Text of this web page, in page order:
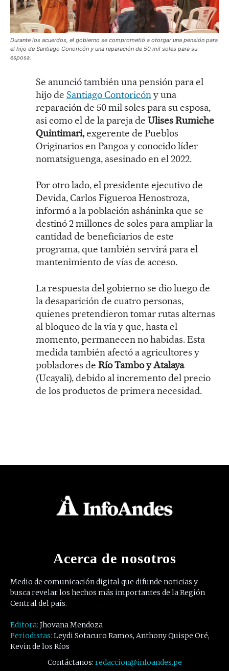
Durante los acuerdos, el gobierno se comprometió a otorgar una pensión para
el hijo de Santiago Conoricón y una reparación de 50 mil soles para su
esposa.
Se anunció también una pensión para el
hijo de Santiago Contoricóny una
reparación de 50 mil soles para su esposa,
asi como el de la pareja de Ulises Rumiche
Quintimari,exgerente de Pueblos
Originarios en Pangoa y conocido líder
nomatsiguenga, asesinado en el 2022.
Por otro lado, el presidente ejecutivo de
Devida, Carlos Figueroa Henostroza,
informó a la población asháninka que se
destinó 2 millones de soles para ampliar la
cantidad de beneficiarios de este
programa, que también servirá para el
mantenimiento de vías de acceso.
La respuesta del gobierno se dio luego de
la desaparición de cuatro personas,
quienes pretendieron tomar rutas alternas
al bloqueo de la vía y que, hasta el
momento, permanecen no habidas. Esta
medida también afectó a agricultores y
pobladores de Río Tambo y Atalaya
(Ucayali), debido al incremento del precio
de los productos de primera necesidad.
Acerca de nosotros
Medio de comunicación digital que difunde noticias y
busca revelar los hechos más importantes de la Región
Central del país.
Editora: Jhovana Mendoza
Periodistas: Leydi Sotacuro Ramos, Anthony Quispe Oré,
Kevin de los Ríos
Contáctanos: redaccion@infoandes.pe